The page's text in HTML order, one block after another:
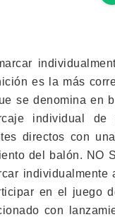
es la más
se denomina en
individual
directos con
del balón. NO
individualmente
en el juego
con